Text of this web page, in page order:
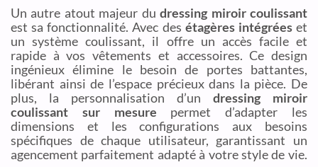
Un autre atout majeur dudressing miroir coulissant
est sa fonctionnalité. Avec des étagères intégréeset
un système coulissant, il offre un accès facile et
rapide à vos vêtements et accessoires. Ce design
ingénieux élimine le besoin de portes battantes,
libérant ainsi de l’espace précieux dans la pièce. De
plus, la personnalisation d’un dressing miroir
coulissant sur mesure permet d’adapter les
dimensions et les configurations aux besoins
spécifiques de chaque utilisateur, garantissant un
agencement parfaitement adapté à votre style de vie.